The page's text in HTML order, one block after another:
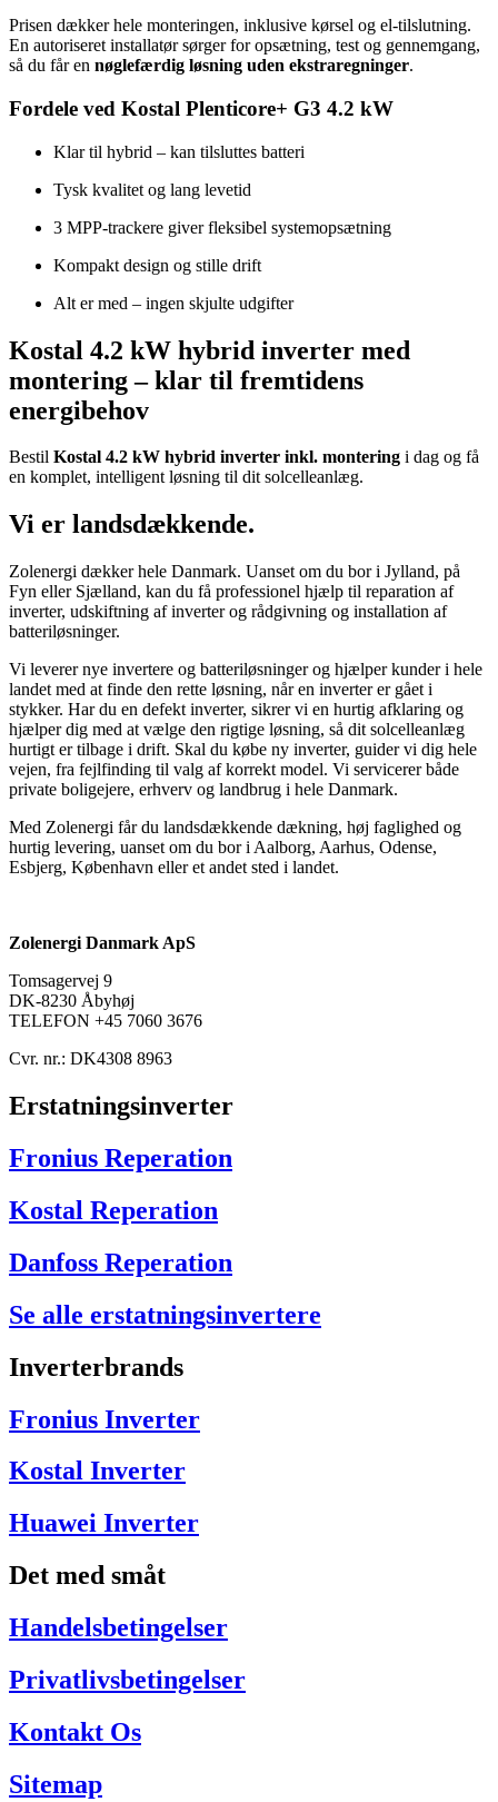
Prisen dækker hele monteringen, inklusive kørsel og el-tilslutning.
En autoriseret installatør sørger for opsætning, test og gennemgang,
så du får en nøglefærdig løsning uden ekstraregninger.
Fordele ved Kostal Plenticore+ G3 4.2 kW
Klar til hybrid – kan tilsluttes batteri
Tysk kvalitet og lang levetid
3 MPP-trackere giver fleksibel systemopsætning
Kompakt design og stille drift
Alt er med – ingen skjulte udgifter
Kostal 4.2 kW hybrid inverter med
montering – klar til fremtidens
energibehov
Bestil Kostal 4.2 kW hybrid inverter inkl. montering i dag og få
en komplet, intelligent løsning til dit solcelleanlæg.
Vi er landsdækkende.
Zolenergi dækker hele Danmark. Uanset om du bor i Jylland, på
Fyn eller Sjælland, kan du få professionel hjælp til reparation af
inverter, udskiftning af inverter og rådgivning og installation af
batteriløsninger.
Vi leverer nye invertere og batteriløsninger og hjælper kunder i hele
landet med at finde den rette løsning, når en inverter er gået i
stykker. Har du en defekt inverter, sikrer vi en hurtig afklaring og
hjælper dig med at vælge den rigtige løsning, så dit solcelleanlæg
hurtigt er tilbage i drift. Skal du købe ny inverter, guider vi dig hele
vejen, fra fejlfinding til valg af korrekt model. Vi servicerer både
private boligejere, erhverv og landbrug i hele Danmark.
Med Zolenergi får du landsdækkende dækning, høj faglighed og
hurtig levering, uanset om du bor i Aalborg, Aarhus, Odense,
Esbjerg, København eller et andet sted i landet.
Zolenergi Danmark ApS
Tomsagervej 9
DK-8230 Åbyhøj
TELEFON +45 7060 3676
Cvr. nr.: DK4308 8963
Erstatningsinverter
Fronius Reperation
Kostal Reperation
Danfoss Reperation
Se alle erstatningsinvertere
Inverterbrands
Fronius Inverter
Kostal Inverter
Huawei Inverter
Det med småt
Handelsbetingelser
Privatlivsbetingelser
Kontakt Os
Sitemap